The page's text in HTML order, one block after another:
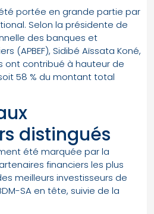
portée en grande partie par
Selon la présidente de
des banques et
(APBEF), Sidibé Aïssata Koné,
ont contribué à hauteur de
58 % du montant total
distingués
été marquée par la
financiers les plus
meilleurs investisseurs de
SA en tête, suivie de la